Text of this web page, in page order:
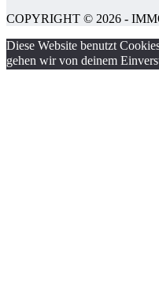
COPYRIGHT © 2026 -
Diese Website benutzt
gehen wir von deinem